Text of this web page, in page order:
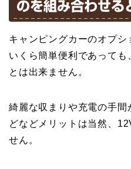
のを組み合わせる
キャンピングカーのオプシ
いくら簡単便利であっても
とは出来ません。
綺麗な収まりや充電の手間
どなどメリットは当然、
せん。